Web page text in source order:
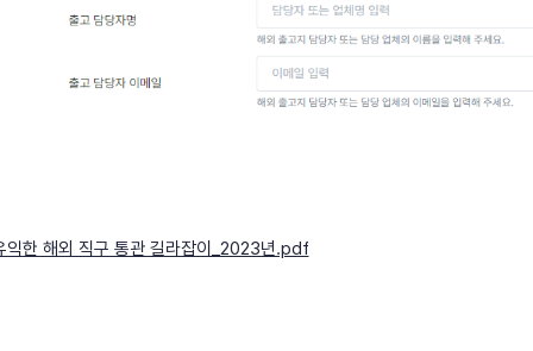
익한 해외 직구 통관 길라잡이_2023년.pdf